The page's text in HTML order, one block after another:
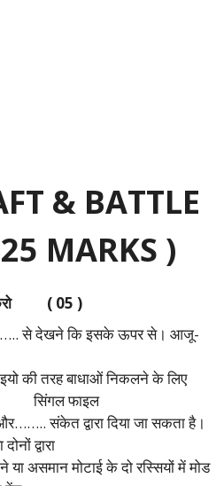
& BATTLE
MARKS )
करो ( 05 )
से देखने कि इसके ऊपर से। आजू-
की तरह बाधाओं निकलने के लिए
है।सिंगल फाइल
संकेत द्वारा दिया जा सकता है।
द्वारा
या असमान मोटाई के दो रस्सियों में मोड